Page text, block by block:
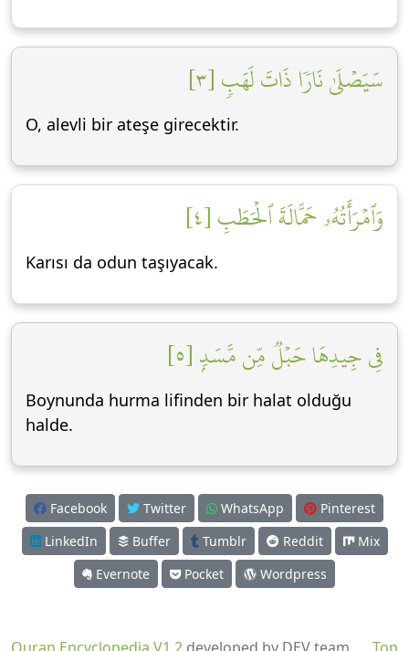
سَيَصۡلَىٰ نَارٗا ذَاتَ لَهَبٖ [٣]
O, alevli bir ateşe girecektir.
وَٱمۡرَأَتُهُۥ حَمَّالَةَ ٱلۡحَطَبِ [٤]
Karısı da odun taşıyacak.
فِي جِيدِهَا حَبۡلٞ مِّن مَّسَدِۭ [٥]
Boynunda hurma lifinden bir halat olduğu
halde.
Facebook Twitter WhatsApp
Pinterest
LinkedIn
Buffer Tumblr Reddit
Mix
Evernote
Pocket Wordpress